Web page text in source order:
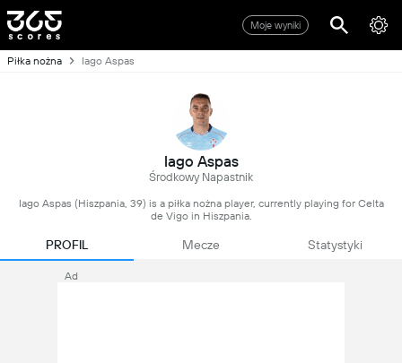
Moje wyniki
Piłka nożna Iago Aspas
Iago Aspas
Środkowy Napastnik
Iago Aspas (Hiszpania, 39) is a piłka nożna player, currently playing for Celta
de Vigo in Hiszpania.
PROFIL Mecze Statystyki
Ad